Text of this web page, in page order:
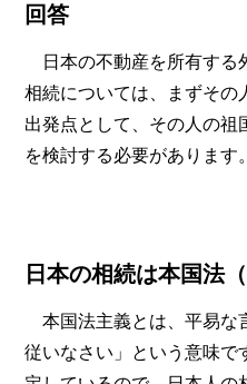
回答
日本の不動産を所有する
相続については、まずその
出発点として、その人の
を検討する必要があります
日本の相続は本国法
本国法主義とは、平易な
従いなさい」という意味で